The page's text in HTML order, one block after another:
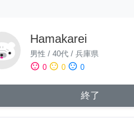
Hamakarei
男性 / 40代 / 兵庫県
sentiment_satisfied 0 sentiment_neutral 0 sentiment_dissatisfied 0
終了